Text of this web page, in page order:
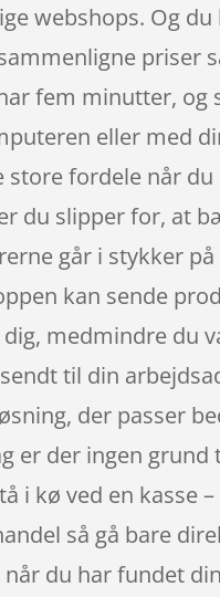
webshops. Og du
priser
fem minutter, og
eller med
store fordele når
du slipper for, at
går i stykker
kan sende
medmindre du
til din
der passer
er der ingen grund
i kø ved en kasse –
så gå bare
når du har fundet